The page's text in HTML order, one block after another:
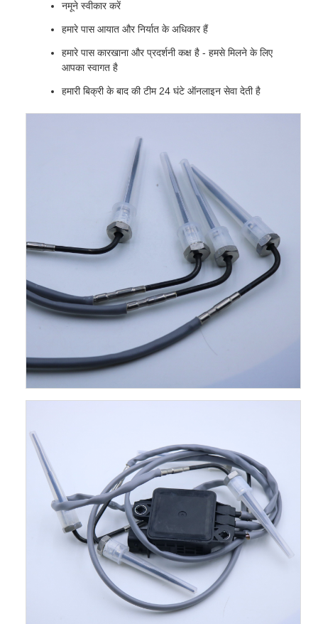
नमूने स्वीकार करें
हमारे पास आयात और निर्यात के अधिकार हैं
हमारे पास कारखाना और प्रदर्शनी कक्ष है - हमसे मिलने के लिए
आपका स्वागत है
हमारी बिक्री के बाद की टीम 24 घंटे ऑनलाइन सेवा देती है